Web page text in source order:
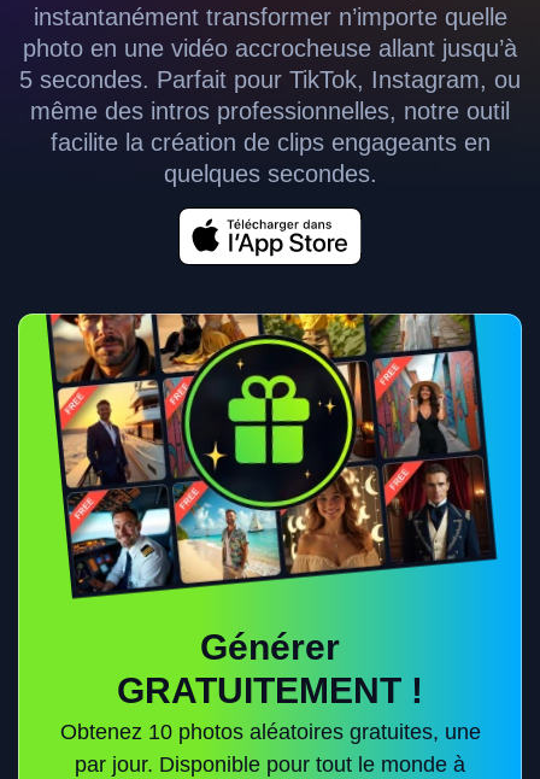
instantanément transformer n’importe quelle
photo en une vidéo accrocheuse allant jusqu’à
5 secondes. Parfait pour TikTok, Instagram, ou
même des intros professionnelles, notre outil
facilite la création de clips engageants en
quelques secondes.
Générer
GRATUITEMENT !
Obtenez 10 photos aléatoires gratuites, une
par jour. Disponible pour tout le monde à